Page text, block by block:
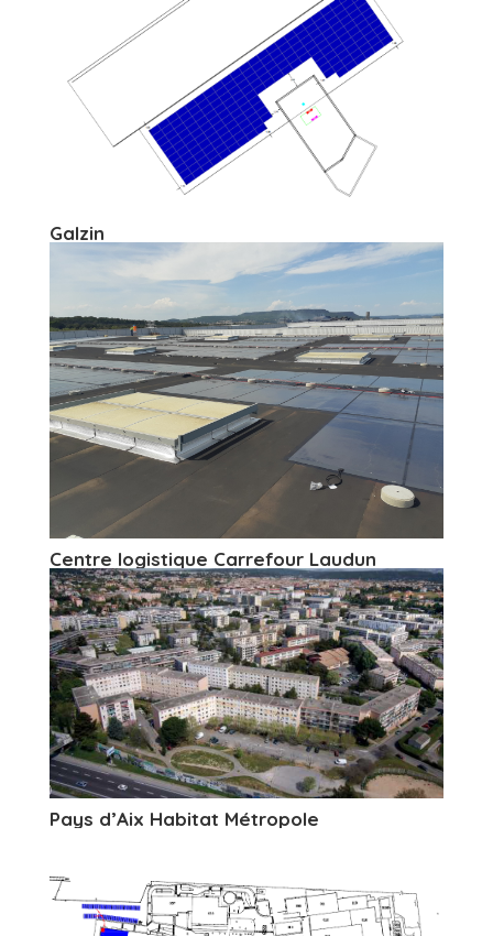
Galzin
Centre logistique Carrefour Laudun
Pays d’Aix Habitat Métropole